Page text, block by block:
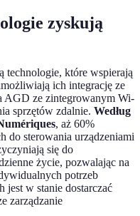
zyskują
technologie, które wspierają
ich integrację ze
AGD ze zintegrowanym Wi-
sprzętów zdalnie. Według
, aż 60%
do sterowania urządzeniami
się do
życie, pozwalając na
potrzeb
w stanie dostarczać
zarządzanie